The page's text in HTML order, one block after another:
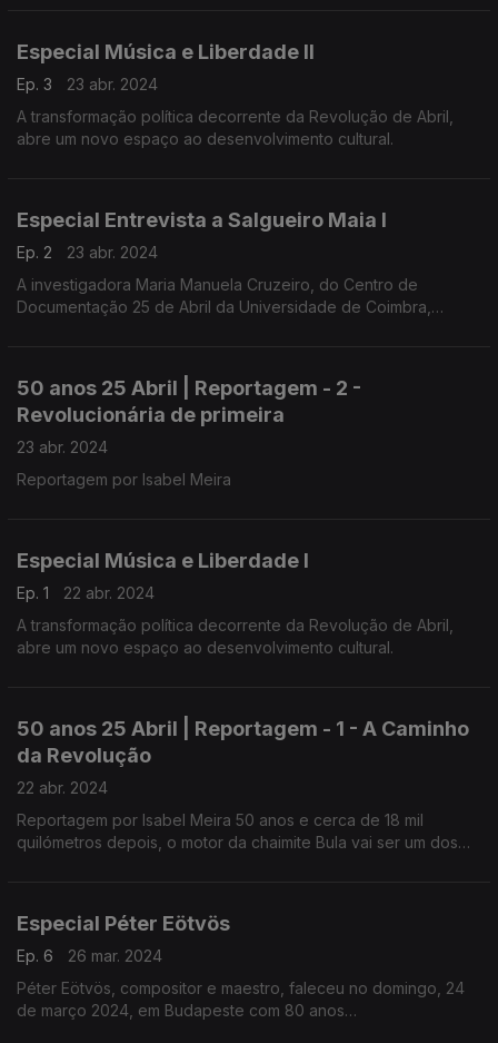
Especial Música e Liberdade II
Ep. 3
23 abr. 2024
A transformação política decorrente da Revolução de Abril,
abre um novo espaço ao desenvolvimento cultural.
Especial Entrevista a Salgueiro Maia I
Ep. 2
23 abr. 2024
A investigadora Maria Manuela Cruzeiro, do Centro de
Documentação 25 de Abril da Universidade de Coimbra,
50 anos 25 Abril | Reportagem - 2 -
Revolucionária de primeira
23 abr. 2024
Reportagem por Isabel Meira
Especial Música e Liberdade I
Ep. 1
22 abr. 2024
A transformação política decorrente da Revolução de Abril,
abre um novo espaço ao desenvolvimento cultural.
50 anos 25 Abril | Reportagem - 1 - A Caminho
da Revolução
22 abr. 2024
Reportagem por Isabel Meira 50 anos e cerca de 18 mil
quilómetros depois, o motor da chaimite Bula vai ser um dos
Especial Péter Eötvös
Ep. 6
26 mar. 2024
Péter Eötvös, compositor e maestro, faleceu no domingo, 24
de março 2024, em Budapeste com 80 anos